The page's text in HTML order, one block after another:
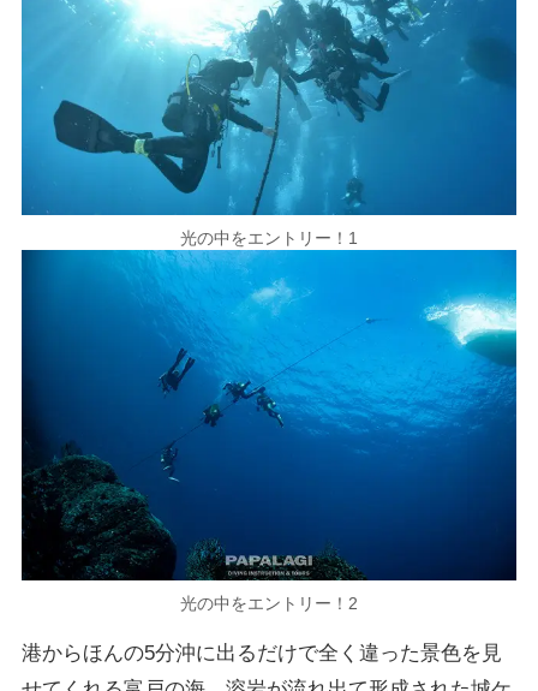
光の中をエントリー！1
光の中をエントリー！2
港からほんの5分沖に出るだけで全く違った景色を見